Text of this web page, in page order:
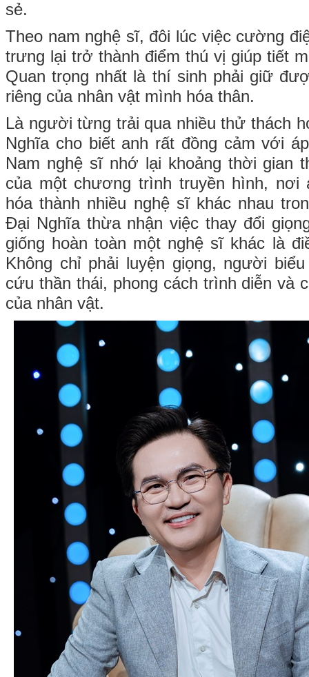
sẻ.
Theo nam nghệ sĩ, đôi lúc việc cường
trưng lại trở thành điểm thú vị giúp tiết
Quan trọng nhất là thí sinh phải giữ
riêng của nhân vật mình hóa thân.
Là người từng trải qua nhiều thử thách
Nghĩa cho biết anh rất đồng cảm với
Nam nghệ sĩ nhớ lại khoảng thời gian
của một chương trình truyền hình, nơi
hóa thành nhiều nghệ sĩ khác nhau
Đại Nghĩa thừa nhận việc thay đổi
giống hoàn toàn một nghệ sĩ khác là
Không chỉ phải luyện giọng, người
cứu thần thái, phong cách trình diễn và
của nhân vật.